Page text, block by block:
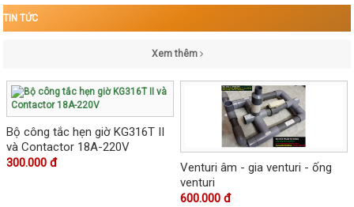
TIN TỨC
Xem thêm
Bộ công tắc hẹn giờ KG316T II
và Contactor 18A-220V
300.000 đ
Venturi âm - gia venturi - ống
venturi
600.000 đ